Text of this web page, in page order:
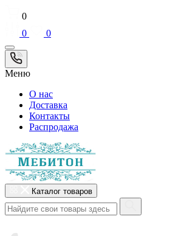
0
0
0
Меню
О нас
Доставка
Контакты
Распродажа
Каталог товаров